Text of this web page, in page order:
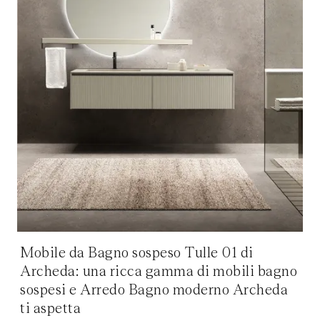
Mobile da Bagno sospeso Tulle 01 di
Archeda: una ricca gamma di mobili bagno
sospesi e Arredo Bagno moderno Archeda
ti aspetta